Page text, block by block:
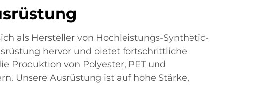
als Hersteller von Hochleistungs-Synthetic-
hervor und bietet fortschrittliche
Produktion von Polyester, PET und
Unsere Ausrüstung ist auf hohe Stärke,